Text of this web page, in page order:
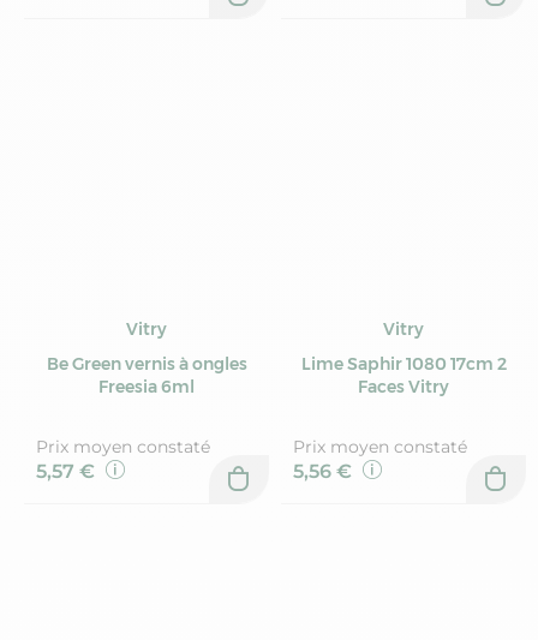
Vitry
Be Green vernis à ongles
Freesia 6ml
Prix moyen constaté
5,57 €
Vitry
Lime Saphir 1080 17cm 2
Faces Vitry
Prix moyen constaté
5,56 €